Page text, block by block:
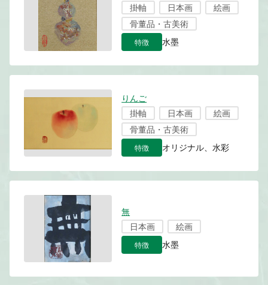
掛軸 日本画
絵画
骨董品・古美術
特徴 水墨
りんご
掛軸
日本画
絵画
骨董品・古美術
特徴 オリジナル、水彩
無
日本画
絵画
特徴 水墨